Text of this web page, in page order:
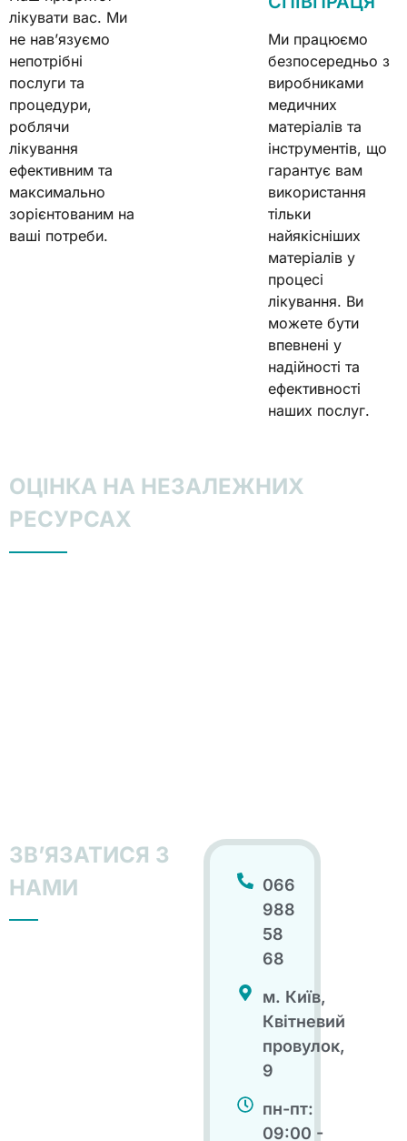
лікувати вас. Ми
не нав’язуємо
непотрібні
послуги та
процедури,
роблячи
лікування
ефективним та
максимально
зорієнтованим на
ваші потреби.
Ми працюємо
безпосередньо з
виробниками
медичних
матеріалів та
інструментів, що
гарантує вам
використання
тільки
найякісніших
матеріалів у
процесі
лікування. Ви
можете бути
впевнені у
надійності та
ефективності
наших послуг.
ОЦІНКА НА НЕЗАЛЕЖНИХ
РЕСУРСАХ
ЗВʼЯЗАТИСЯ З
НАМИ
066
988
58
68
м. Київ,
Квітневий
провулок,
9
пн-пт:
09:00 -